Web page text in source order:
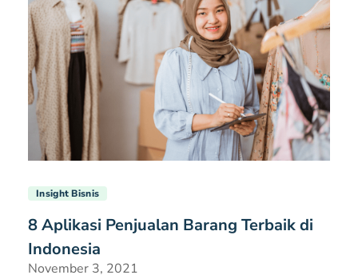
Insight Bisnis
8 Aplikasi Penjualan Barang Terbaik di
Indonesia
November 3, 2021